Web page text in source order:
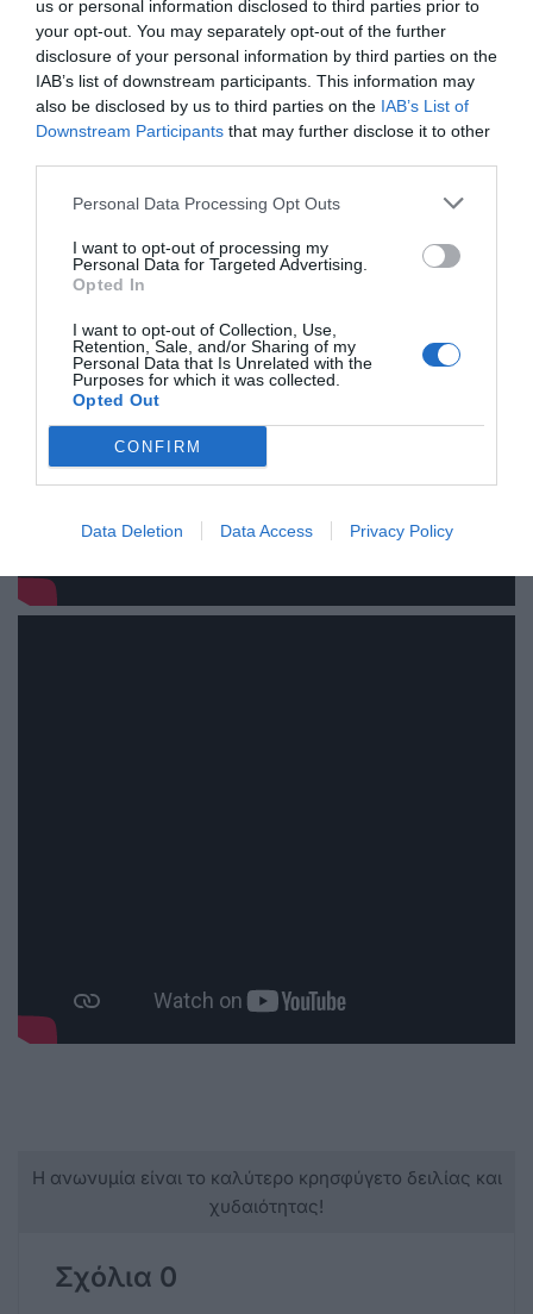
us or personal information disclosed to third parties prior to
your opt-out. You may separately opt-out of the further
disclosure of your personal information by third parties on the
IAB’s list of downstream participants. This information may
also be disclosed by us to third parties on the IAB’s List of
Downstream Participants that may further disclose it to other
Personal Data Processing Opt Outs
I want to opt-out of processing my
Personal Data for Targeted Advertising.
Opted In
I want to opt-out of Collection, Use,
Retention, Sale, and/or Sharing of my
Personal Data that Is Unrelated with the
Purposes for which it was collected.
Opted Out
CONFIRM
Data Deletion Data Access Privacy Policy
καρδιά των ευλαβών προσκυνητών, καθώς
άναβαν τα κεράκια στο μανουάλι, γεμάτοι
αγαλλίαση, επιστρέψαμε ευχαριστημένοι.
Ξανθίππη Αγρέλλη
Η ανωνυμία είναι το καλύτερο κρησφύγετο δειλίας και
χυδαιότητας!
Σχόλια 0